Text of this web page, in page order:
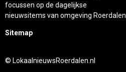
focussen op de dagelijkse
nieuwsitems van omgeving Roerdalen.
Sitemap
© LokaalnieuwsRoerdalen.nl